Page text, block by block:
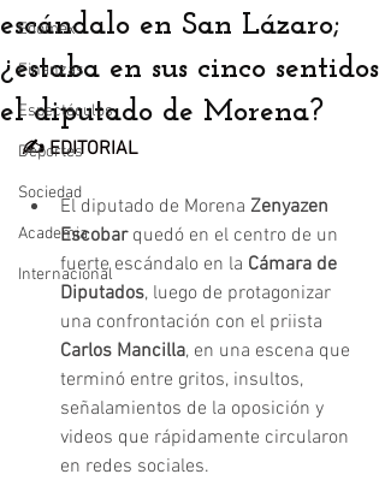
Edomex
Finanzas
Espectáculos
Deportes
Sociedad
Academia
Internacional
escándalo en San Lázaro;
¿estaba en sus cinco sentidos
el diputado de Morena?
✍️ EDITORIAL
El diputado de Morena Zenyazen
Escobar quedó en el centro de un
fuerte escándalo en la Cámara de
Diputados, luego de protagonizar
una confrontación con el priista
Carlos Mancilla, en una escena que
terminó entre gritos, insultos,
señalamientos de la oposición y
videos que rápidamente circularon
en redes sociales.